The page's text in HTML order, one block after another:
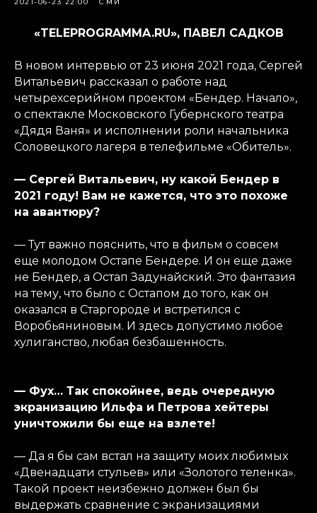
«TELEPROGRAMMA.RU», ПАВЕЛ САДКОВ
В новом интервью от 23 июня 2021 года, Сергей
Витальевич рассказал о работе над
четырехсерийном проектом «Бендер. Начало»,
о спектакле Московского Губернского театра
«Дядя Ваня» и исполнении роли начальника
Соловецкого лагеря в телефильме «Обитель».
— Сергей Витальевич, ну какой Бендер в
2021 году! Вам не кажется, что это похоже
на авантюру?
— Тут важно пояснить, что в фильм о совсем
еще молодом Остапе Бендере. И он еще даже
не Бендер, а Остап Задунайский. Это фантазия
на тему, что было с Остапом до того, как он
оказался в Старгороде и встретился с
Воробьяниновым. И здесь допустимо любое
хулиганство, любая безбашенность.
— Фух… Так спокойнее, ведь очередную
экранизацию Ильфа и Петрова хейтеры
уничтожили бы еще на взлете!
— Да я бы сам встал на защиту моих любимых
«Двенадцати стульев» или «Золотого теленка».
Такой проект неизбежно должен был бы
выдержать сравнение с экранизациями